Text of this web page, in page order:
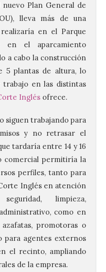
Plan General de
lleva más de una
en el Parque
en el aparcamiento
a cabo la construcción
5 plantas de altura, lo
en las distintas
Inglés ofrece.
siguen trabajando para
y no retrasar el
tardaría entre 14 y 16
comercial permitiría la
perfiles, tanto para
Inglés en atención
limpieza,
como en
promotoras o
para agentes externos
el recinto, ampliando
de la empresa.